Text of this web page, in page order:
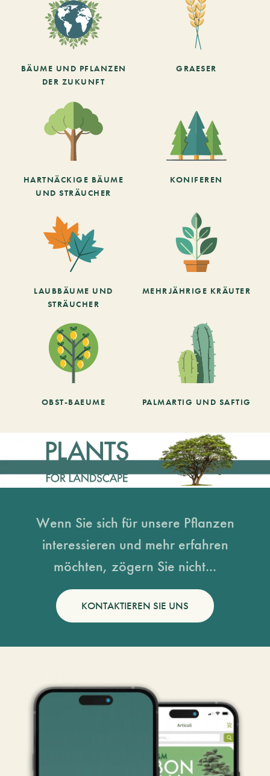
BÄUME UND PFLANZEN
DER ZUKUNFT
GRAESER
HARTNÄCKIGE BÄUME
UND STRÄUCHER
KONIFEREN
LAUBBÄUME UND
STRÄUCHER
MEHRJÄHRIGE KRÄUTER
OBST-BAEUME PALMARTIG UND SAFTIG
Wenn Sie sich für unsere Pflanzen
interessieren und mehr erfahren
möchten, zögern Sie nicht...
KONTAKTIEREN SIE UNS